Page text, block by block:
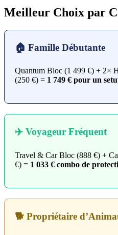
Meilleur Choix par
🏠 Famille Débutante
Quantum Bloc (1 499 €) + 2×
(250 €) = 1 749 € pour un
✈️ Voyageur Fréquent
Travel & Car Bloc (888 €) +
€) = 1 033 € combo de
🐕 Propriétaire